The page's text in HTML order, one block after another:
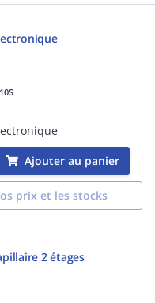
Ajouter au panier
prix et les stocks
2 étages